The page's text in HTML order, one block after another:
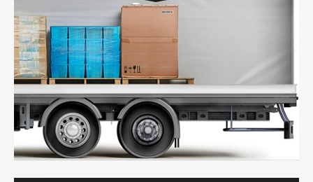
Транспорт:
Газель (1,5 и 3 тонны), Бычок, Еврофура от 5 до
10 тонн
от 5000 руб. Возможен догруз
- Экономный способ доставить вещи от 200 кг в
другой город - догрузом или попутно. Попутные
грузоперевозки для физлиц, ИП и юрлиц обходятся
дешевле.
- Тайгер Логистик организует доставку
крупногабаритных и личных вещей по нужному